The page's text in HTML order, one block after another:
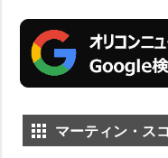
マーティン・ス